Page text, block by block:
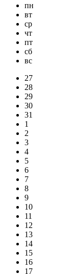
пн
вт
ср
чт
пт
сб
вс
27
28
29
30
31
1
2
3
4
5
6
7
8
9
10
11
12
13
14
15
16
17